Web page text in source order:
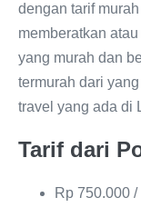
dengan tarif
memberatkan
yang murah dan
termurah dari
travel yang ada di
Tarif dari
Rp 750.000